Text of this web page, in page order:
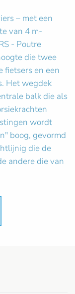
– met een
van 4 m-
- Poutre
die twee
fietsers en een
Het wegdek
balk die als
wordt
boog, gevormd
die de
andere die van